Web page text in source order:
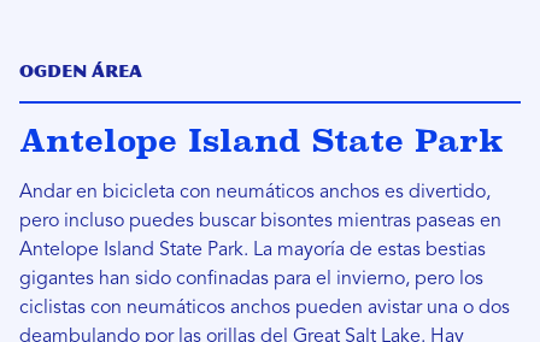
Ogden Área
Antelope Island State Park
Andar en bicicleta con neumáticos anchos es divertido,
pero incluso puedes buscar bisontes mientras paseas en
Antelope Island State Park. La mayoría de estas bestias
gigantes han sido confinadas para el invierno, pero los
ciclistas con neumáticos anchos pueden avistar una o dos
deambulando por las orillas del Great Salt Lake. Hay